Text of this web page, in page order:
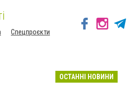
Спецпроєкти
ОСТАННІ НОВИНИ